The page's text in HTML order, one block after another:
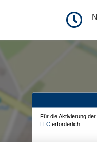
Für die Aktivierung
LLC erforderlich.